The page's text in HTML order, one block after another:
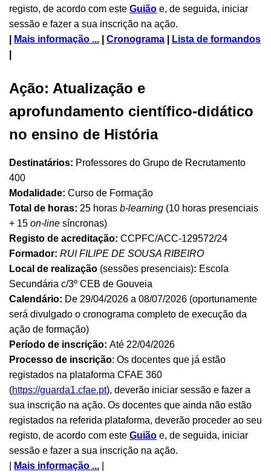
registo, de acordo com este Guião e, de seguida, iniciar
sessão e fazer a sua inscrição na ação.
Mais informação ... Cronograma
Lista de formandos
Ação: Atualização e
aprofundamento científico-didático
no ensino de História
Destinatários: Professores do Grupo de Recrutamento
400
Modalidade: Curso de Formação
Total de horas: 25 horas b-learning (10 horas presenciais
+ 15 on-line síncronas)
Registo de acreditação: CCPFC/ACC-129572/24
Formador: RUI FILIPE DE SOUSA RIBEIRO
Local de realização (sessões presenciais): Escola
Secundária c/3º CEB de Gouveia
Calendário: De 29/04/2026 a 08/07/2026 (oportunamente
será divulgado o cronograma completo de execução da
ação de formação)
Período de inscrição: Até 22/04/2026
Processo de inscrição: Os docentes que já estão
registados na plataforma CFAE 360
(https://guarda1.cfae.pt), deverão iniciar sessão e fazer a
sua inscrição na ação. Os docentes que ainda não estão
registados na referida plataforma, deverão proceder ao seu
registo, de acordo com este Guião e, de seguida, iniciar
sessão e fazer a sua inscrição na ação.
Mais informação ...